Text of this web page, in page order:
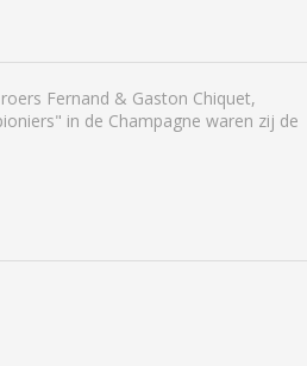
Fernand & Gaston Chiquet,
in de Champagne waren zij de